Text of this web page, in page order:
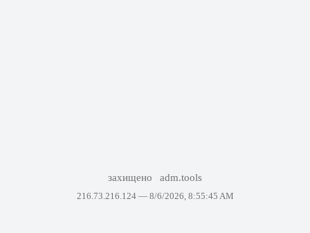
захищено adm.tools
216.73.216.124 — 8/6/2026, 8:55:45 AM